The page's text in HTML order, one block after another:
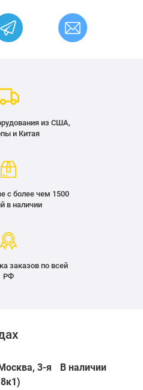
из США,
и Китая
с более чем 1500
в наличии
заказов по всей
РФ
3-я
В наличии